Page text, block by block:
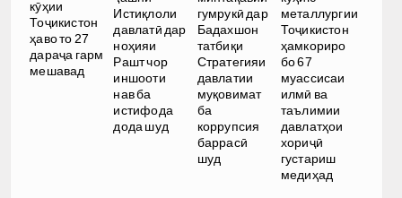
кӯҳии
Тоҷикистон
ҳаво то 27
дараҷа гарм
мешавад
Истиқлоли
давлатӣ дар
ноҳияи
Рашт чор
иншооти
нав ба
истифода
дода шуд
гумрукӣ дар
Бадахшон
татбиқи
Стратегияи
давлатии
муқовимат
ба
коррупсия
баррасӣ
шуд
металлургии
Тоҷикистон
ҳамкориро
бо 67
муассисаи
илмӣ ва
таълимии
давлатҳои
хориҷӣ
густариш
медиҳад